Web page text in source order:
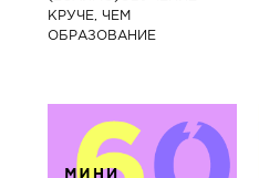
КРУЧЕ, ЧЕМ
ОБРАЗОВАНИЕ